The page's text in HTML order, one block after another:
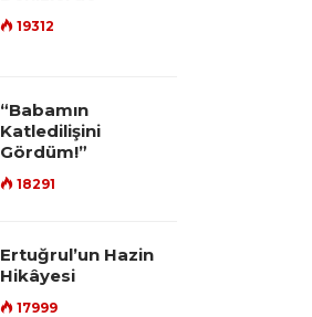
19312
“Babamın
Katledilişini
Gördüm!”
18291
Ertuğrul’un Hazin
Hikâyesi
17999